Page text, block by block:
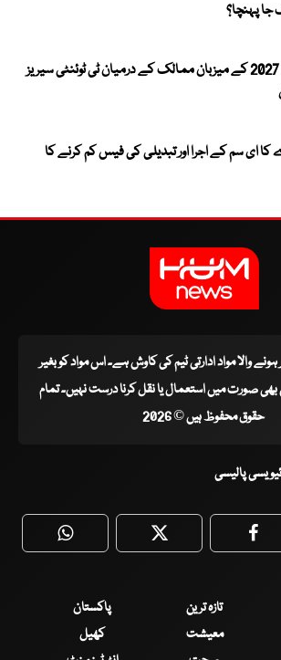
پہنچا؟
ورلڈ کپ 2027 کے میزبان ممالک کے درمیان ٹی ٹوئنٹی سیریز
کا ای سم کے اجرا اور تبدیلی کی فیس کم کرنے کا
ہونے والا مواد ادارتی ٹیم کی کاوش ہے۔ اس مواد کو بغیر
صورت میں استعمال یا نقل کرنا درست نہیں۔ تمام
حقوق محفوظ ہیں © 2026
پالیسی
WhatsApp Twitter
تازہ ترین
پاکستان
معیشت
کھیل